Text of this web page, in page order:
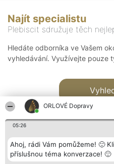
ORLOVÉ Dopravy
05:26
Ahoj, rádi Vám pomůžeme! 🙂
příslušnou téma konverzace! 🙂
Najít specialistu
Plebiscit sdružuje těch
Hledáte odborníka ve Vašem
vyhledávání. Využívejte pouze